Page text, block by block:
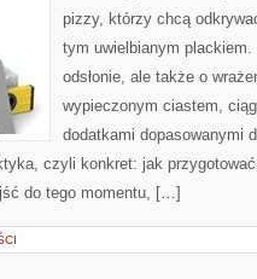
pizzy, którzy chcą
tym uwielbianym
odsłonie, ale także o
wypieczonym ciastem,
dodatkami dopasowanymi
czyli konkret: jak
do tego momentu, […]